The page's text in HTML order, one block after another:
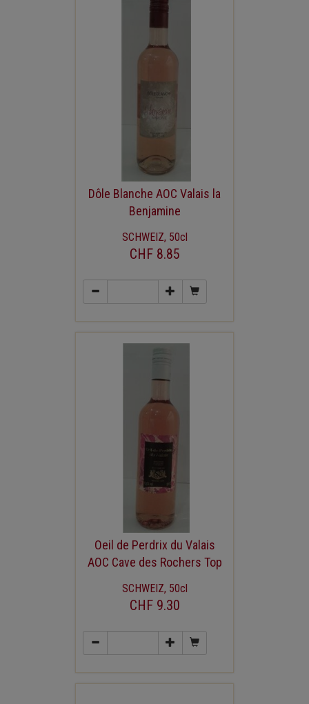
Dôle Blanche AOC Valais la
Benjamine
SCHWEIZ, 50cl
CHF 8.85
Oeil de Perdrix du Valais
AOC Cave des Rochers Top
SCHWEIZ, 50cl
CHF 9.30